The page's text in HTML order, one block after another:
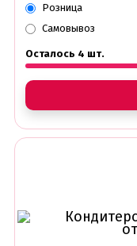
Розница
Самовывоз
Осталось 4 шт.